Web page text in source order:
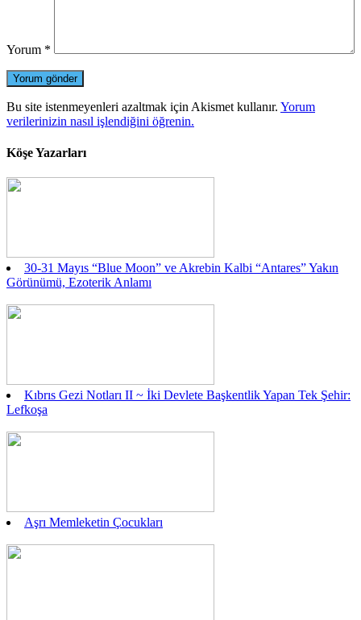
Yorum *
Bu site istenmeyenleri azaltmak için Akismet kullanır. Yorum
verilerinizin nasıl işlendiğini öğrenin.
Köşe Yazarları
30-31 Mayıs “Blue Moon” ve Akrebin Kalbi “Antares” Yakın
Görünümü, Ezoterik Anlamı
Kıbrıs Gezi Notları II ~ İki Devlete Başkentlik Yapan Tek Şehir:
Lefkoşa
Aşrı Memleketin Çocukları